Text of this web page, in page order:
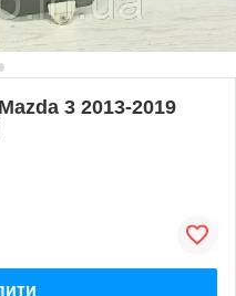
3 2013-2019